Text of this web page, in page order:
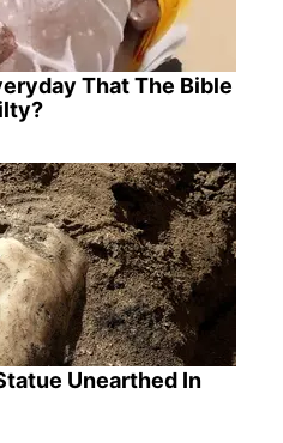
That The Bible
Unearthed In